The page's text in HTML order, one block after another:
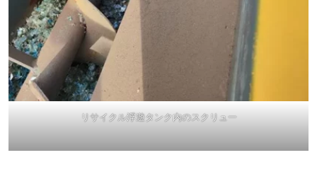
リサイクル浮遊タンク内のスクリュー